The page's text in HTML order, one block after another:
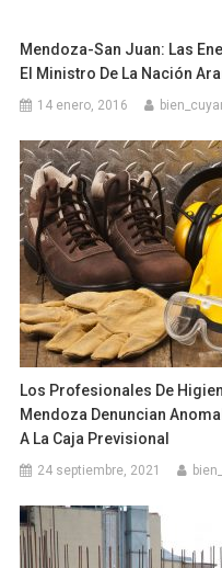
Mendoza-San Juan: Las
El Ministro De La Nación
14 enero, 2016
Los Profesionales De
Mendoza Denuncian
A La Caja Previsional
24 septiembre, 2021